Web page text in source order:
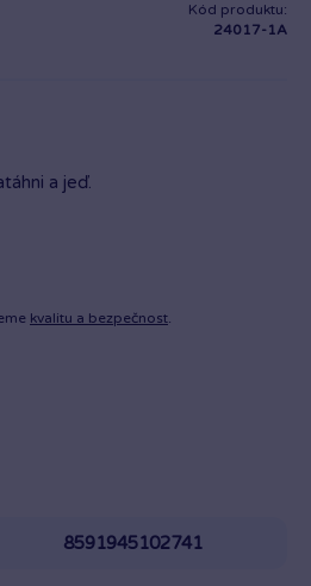
Kód produktu:
24017-1A
a jeď.
kvalitu a bezpečnost.
8591945102741